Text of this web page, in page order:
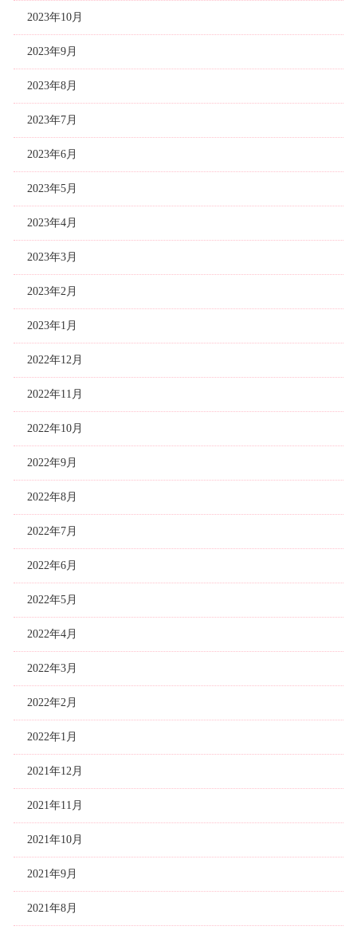
2023年10月
2023年9月
2023年8月
2023年7月
2023年6月
2023年5月
2023年4月
2023年3月
2023年2月
2023年1月
2022年12月
2022年11月
2022年10月
2022年9月
2022年8月
2022年7月
2022年6月
2022年5月
2022年4月
2022年3月
2022年2月
2022年1月
2021年12月
2021年11月
2021年10月
2021年9月
2021年8月